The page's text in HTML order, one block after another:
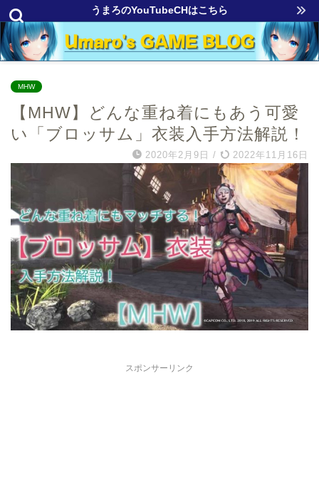
うまろのYouTubeCHはこちら
MHW
【MHW】どんな重ね着にもあう可愛
い「ブロッサム」衣装入手方法解説！
2020年2月9日 / 2022年11月16日
スポンサーリンク